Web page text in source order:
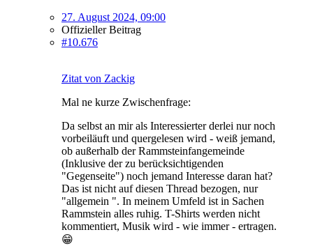
27. August 2024, 09:00
Offizieller Beitrag
#10.676
Zitat von Zackig
Mal ne kurze Zwischenfrage:
Da selbst an mir als Interessierter derlei nur noch
vorbeiläuft und quergelesen wird - weiß jemand,
ob außerhalb der Rammsteinfangemeinde
(Inklusive der zu berücksichtigenden
"Gegenseite") noch jemand Interesse daran hat?
Das ist nicht auf diesen Thread bezogen, nur
"allgemein ". In meinem Umfeld ist in Sachen
Rammstein alles ruhig. T-Shirts werden nicht
kommentiert, Musik wird - wie immer - ertragen.
😁